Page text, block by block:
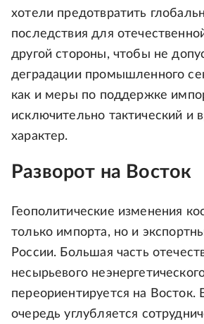
хотели предотвратить
последствия для
другой стороны, чтобы не
деградации промышленного
как и меры по поддержке
исключительно тактический и
характер.
Разворот на Восток
Геополитические изменения
только импорта, но и
России. Большая часть
несырьевого
переориентируется на Восток.
очередь углубляется